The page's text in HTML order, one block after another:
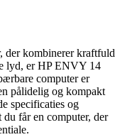
der kombinerer kraftfuld
lyd, er HP ENVY 14
computer er
pålidelig og kompakt
specificaties og
får en computer, der